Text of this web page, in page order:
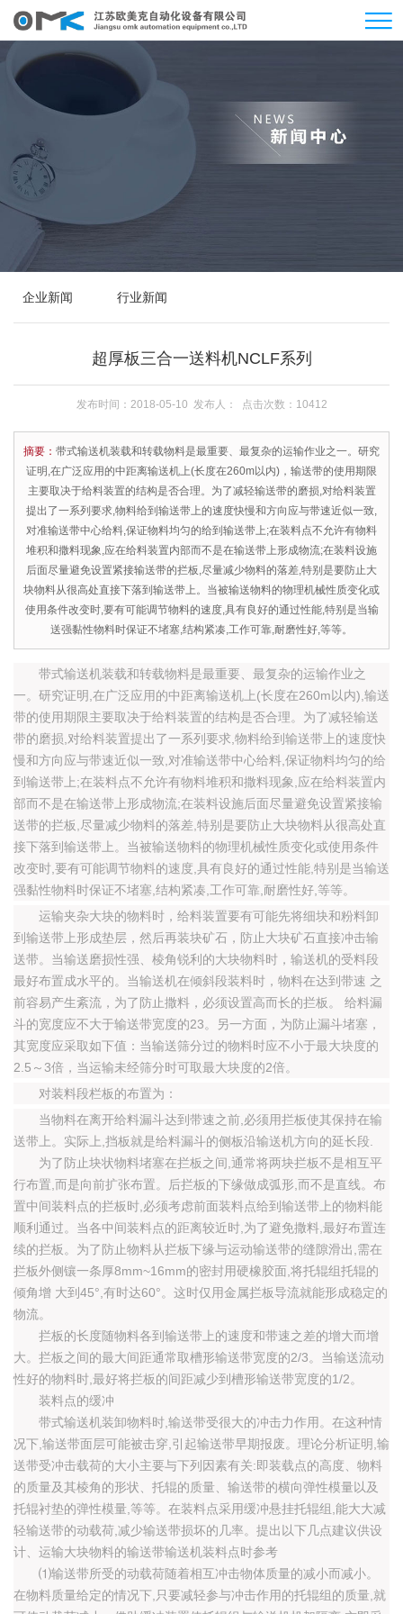
企业新闻 行业新闻
超厚板三合一送料机NCLF系列
发布时间：2018-05-10 发布人： 点击次数：10412
摘要： 带式输送机装载和转载物料是最重要、最复杂的运输作业之一。研究
证明,在广泛应用的中距离输送机上(长度在260m以内)，输送带的使用期限
主要取决于给料装置的结构是否合理。为了减轻输送带的磨损,对给料装置
提出了一系列要求,物料给到输送带上的速度快慢和方向应与带速近似一致,
对准输送带中心给料,保证物料均匀的给到输送带上;在装料点不允许有物料
堆积和撒料现象,应在给料装置内部而不是在输送带上形成物流;在装料设施
后面尽量避免设置紧接输送带的拦板,尽量减少物料的落差,特别是要防止大
块物料从很高处直接下落到输送带上。当被输送物料的物理机械性质变化或
使用条件改变时,要有可能调节物料的速度,具有良好的通过性能,特别是当输
送强黏性物料时保证不堵塞,结构紧凑,工作可靠,耐磨性好,等等。
带式输送机装载和转载物料是最重要、最复杂的运输作业之
一。研究证明,在广泛应用的中距离输送机上(长度在260m以内),输送
带的使用期限主要取决于给料装置的结构是否合理。为了减轻输送
带的磨损,对给料装置提出了一系列要求,物料给到输送带上的速度快
慢和方向应与带速近似一致,对准输送带中心给料,保证物料均匀的给
到输送带上;在装料点不允许有物料堆积和撒料现象,应在给料装置内
部而不是在输送带上形成物流;在装料设施后面尽量避免设置紧接输
送带的拦板,尽量减少物料的落差,特别是要防止大块物料从很高处直
接下落到输送带上。当被输送物料的物理机械性质变化或使用条件
改变时,要有可能调节物料的速度,具有良好的通过性能,特别是当输送
强黏性物料时保证不堵塞,结构紧凑,工作可靠,耐磨性好,等等。
运输夹杂大块的物料时，给料装置要有可能先将细块和粉料卸
到输送带上形成垫层，然后再装块矿石，防止大块矿石直接冲击输
送带。当输送磨损性强、棱角锐利的大块物料时，输送机的受料段
最好布置成水平的。当输送机在倾斜段装料时，物料在达到带速 之
前容易产生紊流，为了防止撒料，必须设置高而长的拦板。 给料漏
斗的宽度应不大于输送带宽度的23。另一方面，为防止漏斗堵塞，
其宽度应采取如下值：当输送筛分过的物料时应不小于最大块度的
2.5～3倍，当运输未经筛分时可取最大块度的2倍。
对装料段栏板的布置为：
当物料在离开给料漏斗达到带速之前,必须用拦板使其保持在输
送带上。实际上,挡板就是给料漏斗的侧板沿输送机方向的延长段.
为了防止块状物料堵塞在拦板之间,通常将两块拦板不是相互平
行布置,而是向前扩张布置。后拦板的下缘做成弧形,而不是直线。布
置中间装料点的拦板时,必须考虑前面装料点给到输送带上的物料能
顺利通过。当各中间装料点的距离较近时,为了避免撒料,最好布置连
续的拦板。为了防止物料从拦板下缘与运动输送带的缝隙滑出,需在
拦板外侧镶一条厚8mm~16mm的密封用硬橡胶面,将托辊组托辊的
倾角增 大到45°,有时达60°。这时仅用金属拦板导流就能形成稳定的
物流。
拦板的长度随物料各到输送带上的速度和带速之差的增大而增
大。拦板之间的最大间距通常取槽形输送带宽度的2/3。当输送流动
性好的物料时,最好将拦板的间距减少到槽形输送带宽度的1/2。
装料点的缓冲
带式输送机装卸物料时,输送带受很大的冲击力作用。在这种情
况下,输送带面层可能被击穿,引起输送带早期报废。理论分析证明,输
送带受冲击载荷的大小主要与下列因素有关:即装载点的高度、物料
的质量及其棱角的形状、托辊的质量、输送带的横向弹性模量以及
托辊衬垫的弹性模量,等等。在装料点采用缓冲悬挂托辊组,能大大减
轻输送带的动载荷,减少输送带损坏的几率。提出以下几点建议供设
计、运输大块物料的输送带输送机装料点时参考
⑴输送带所受的动载荷随着相互冲击物体质量的减小而减小。
在物料质量给定的情况下,只要减轻参与冲击作用的托辊组的质量,就